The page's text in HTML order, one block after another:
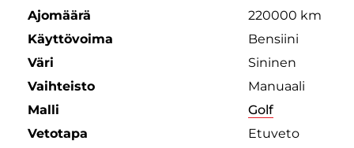
Ajomäärä
220000 km
Käyttövoima
Bensiini
Väri
Sininen
Vaihteisto
Manuaali
Malli
Golf
Vetotapa
Etuveto